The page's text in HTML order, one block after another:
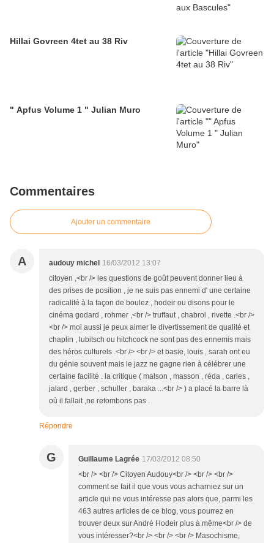
Hillai Govreen 4tet au 38 Riv
" Apfus Volume 1 " Julian Muro
Commentaires
Ajouter un commentaire
A audouy michel 16/03/2012 13:07
citoyen ,<br /> les questions de goût peuvent donner lieu à
des prises de position , je ne suis pas ennemi d' une certaine
radicalité à la façon de boulez , hodeir ou disons pour le
cinéma godard , rohmer ,<br /> truffaut , chabrol , rivette .<br />
<br /> moi aussi je peux aimer le divertissement de qualité et
chaplin , lubitsch ou hitchcock ne sont pas des ennemis mais
des héros culturels .<br /> <br /> et basie, louis , sarah ont eu
du génie souvent mais le jazz ne gagne rien à célébrer une
certaine facilité . la critique ( malson , masson , réda , carles ,
jalard , gerber , schuller , baraka ...<br /> ) a placé la barre là
où il fallait ,ne retombons pas .
Répondre
G Guillaume Lagrée 17/03/2012 08:50
<br /> <br /> Citoyen Audouy<br /> <br /> <br />
comment se fait il que vous vous acharniez sur un
article qui ne vous intéresse pas alors que, parmi les
463 autres articles de ce blog, vous pourrez en
trouver deux sur André Hodeir plus à même<br /> de
vous intéresser?<br /> <br /> <br /> Masochisme,